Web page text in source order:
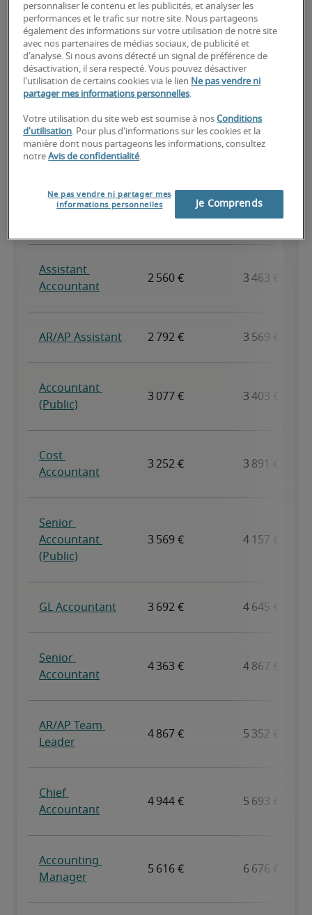
Salaire pour des postes
similaires
personnaliser le contenu et les publicités, et analyser les
performances et le trafic sur notre site. Nous partageons
également des informations sur votre utilisation de notre site
avec nos partenaires de médias sociaux, de publicité et
d'analyse. Si nous avons détecté un signal de préférence de
désactivation, il sera respecté. Vous pouvez désactiver
l'utilisation de certains cookies via le lien Ne pas vendre ni
partager mes informations personnelles.
Votre utilisation du site web est soumise à nosConditions
d'utilisation. Pour plus d'informations sur les cookies et la
manière dont nous partageons les informations, consultez
notreAvis de confidentialité.
Ne pas vendre ni partager mes
informations personnelles
Je Comprends